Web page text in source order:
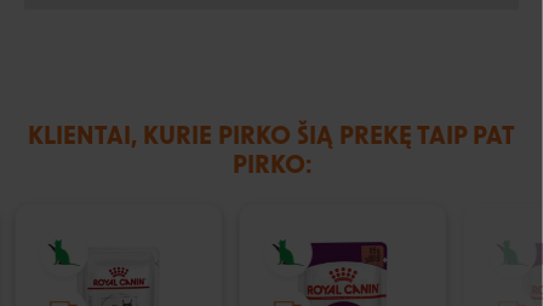
KLIENTAI, KURIE PIRKO ŠIĄ PREKĘ TAIP PAT
PIRKO: